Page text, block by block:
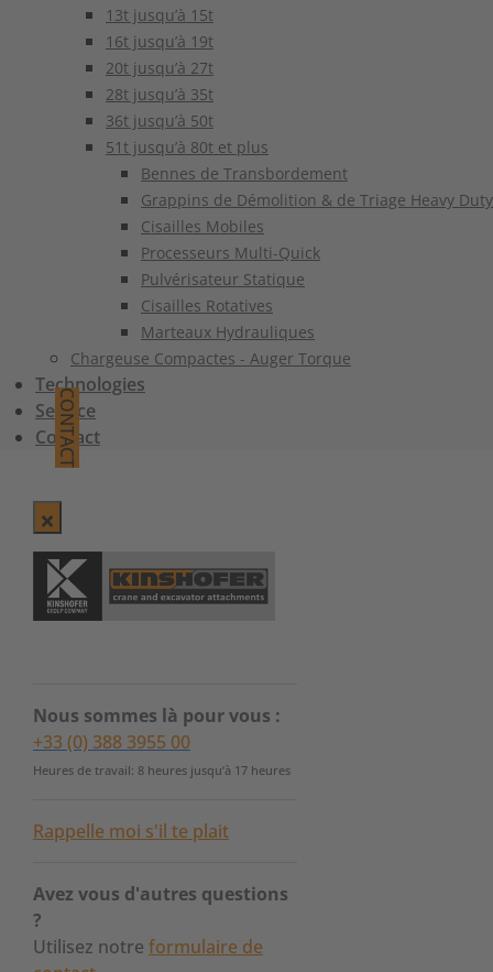
13t jusqu’à 15t
16t jusqu’à 19t
20t jusqu’à 27t
28t jusqu’à 35t
36t jusqu’à 50t
51t jusqu’à 80t et plus
Bennes de Transbordement
Grappins de Démolition & de Triage Heavy Duty
Cisailles Mobiles
Processeurs Multi-Quick
Pulvérisateur Statique
Cisailles Rotatives
Marteaux Hydrauliques
Chargeuse Compactes - Auger Torque
Technologies
Service
Contact
CONTACT
Nous sommes là pour vous :
+33 (0) 388 3955 00
Heures de travail: 8 heures jusqu’à 17 heures
Rappelle moi s'il te plait
Avez vous d'autres questions
?
Utilisez notre formulaire de